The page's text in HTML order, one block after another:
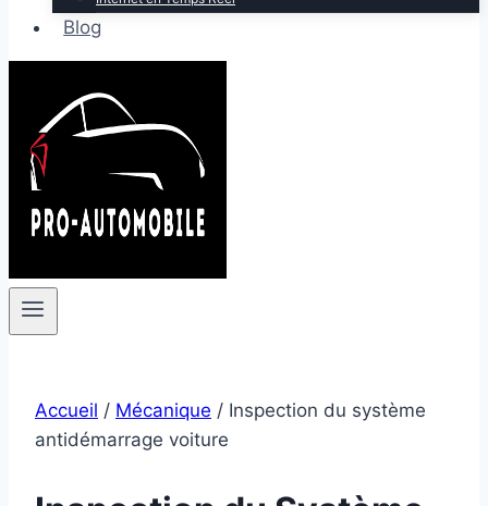
Blog
Accueil / Mécanique / Inspection du système
antidémarrage voiture